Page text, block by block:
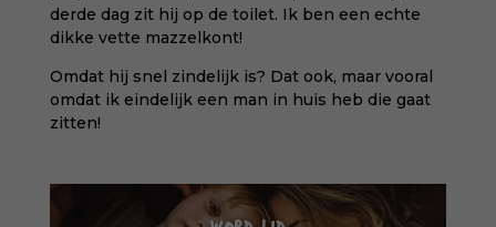
derde dag zit hij op de toilet. Ik ben een echte
dikke vette mazzelkont!
Omdat hij snel zindelijk is? Dat ook, maar vooral
omdat ik eindelijk een man in huis heb die gaat
zitten!